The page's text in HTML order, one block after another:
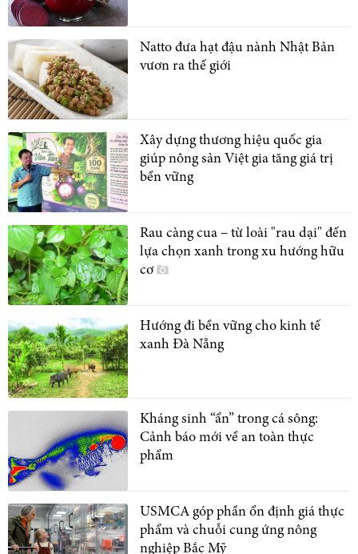
Natto đưa hạt đậu nành Nhật Bản
vươn ra thế giới
Xây dựng thương hiệu quốc gia
giúp nông sản Việt gia tăng giá trị
bền vững
Rau càng cua – từ loài "rau dại" đến
lựa chọn xanh trong xu hướng hữu
cơ
Hướng đi bền vững cho kinh tế
xanh Đà Nẵng
Kháng sinh “ẩn” trong cá sông:
Cảnh báo mới về an toàn thực
phẩm
USMCA góp phần ổn định giá thực
phẩm và chuỗi cung ứng nông
nghiệp Bắc Mỹ